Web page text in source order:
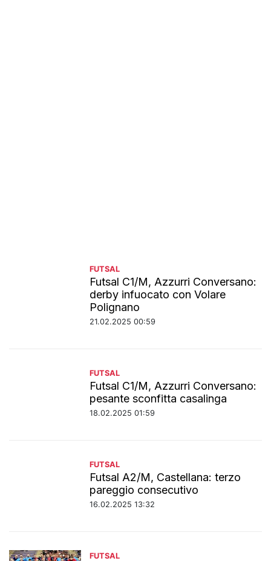
FUTSAL
Futsal C1/M, Azzurri Conversano:
derby infuocato con Volare
Polignano
21.02.2025 00:59
FUTSAL
Futsal C1/M, Azzurri Conversano:
pesante sconfitta casalinga
18.02.2025 01:59
FUTSAL
Futsal A2/M, Castellana: terzo
pareggio consecutivo
16.02.2025 13:32
FUTSAL